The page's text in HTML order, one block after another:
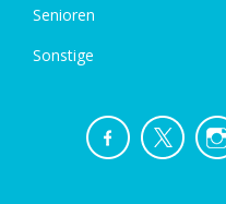
Senioren
Sonstige